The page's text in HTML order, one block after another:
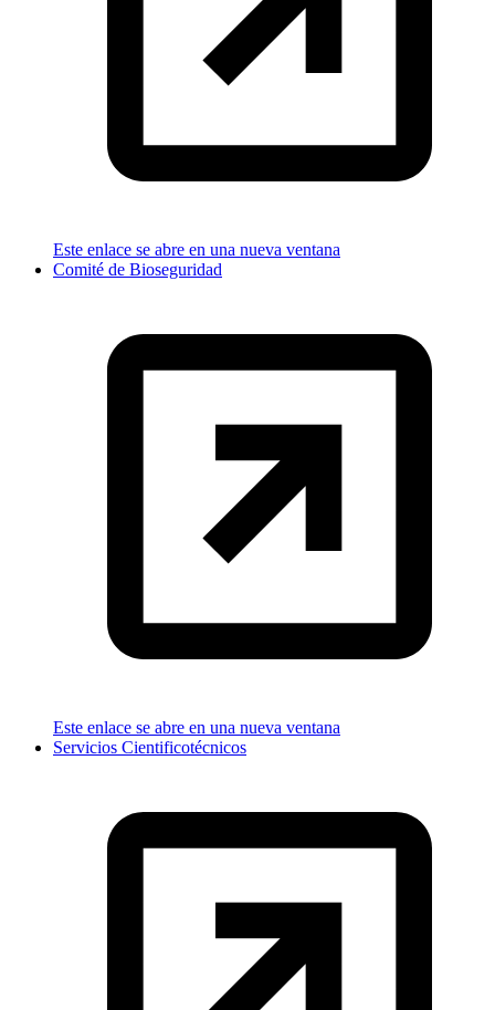
Este enlace se abre en una nueva ventana
Comité de Bioseguridad
Este enlace se abre en una nueva ventana
Servicios Cientificotécnicos